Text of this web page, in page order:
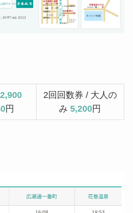
2,900
円
2回回数券 / 大人の
み 5,200円